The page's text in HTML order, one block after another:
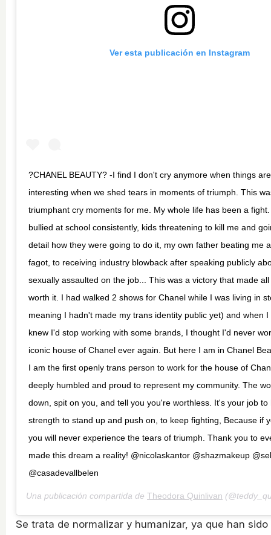
Ver esta publicación en Instagram
?CHANEL BEAUTY? -I find I don't cry anymore when things
interesting when we shed tears in moments of triumph. This
triumphant cry moments for me. My whole life has been a
bullied at school consistently, kids threatening to kill me and
detail how they were going to do it, my own father beating me
fagot, to receiving industry blowback after speaking publicly
sexually assaulted on the job... This was a victory that made
worth it. I had walked 2 shows for Chanel while I was living in
meaning I hadn't made my trans identity public yet) and when
knew I'd stop working with some brands, I thought I'd never
iconic house of Chanel ever again. But here I am in Chanel
I am the first openly trans person to work for the house of
deeply humbled and proud to represent my community. The
down, spit on you, and tell you you're worthless. It's your job to
strength to stand up and push on, to keep fighting, Because if
you will never experience the tears of triumph. Thank you to
made this dream a reality! @nicolaskantor @shazmakeup
@casadevallbelen
Una publicación compartida de Theodora Quinlivan
Se trata de normalizar y humanizar, ya que han